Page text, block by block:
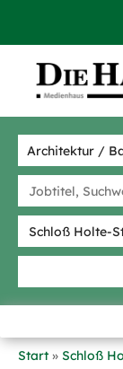
Start
Schloß